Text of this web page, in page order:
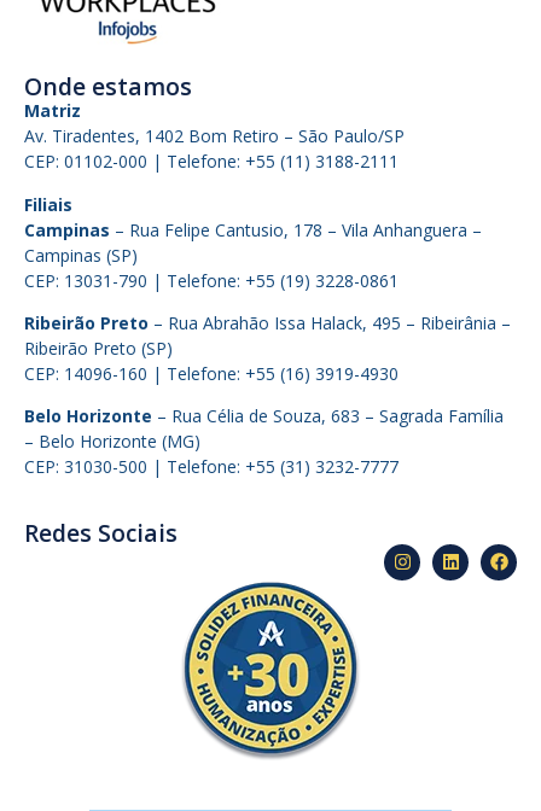
Onde estamos
Matriz
Av. Tiradentes, 1402 Bom Retiro – São Paulo/SP
CEP: 01102-000 | Telefone: +55 (11) 3188-2111
Filiais
Campinas – Rua Felipe Cantusio, 178 – Vila Anhanguera –
Campinas (SP)
CEP: 13031-790 | Telefone: +55 (19) 3228-0861
Ribeirão Preto – Rua Abrahão Issa Halack, 495 – Ribeirânia –
Ribeirão Preto (SP)
CEP: 14096-160 | Telefone: +55 (16) 3919-4930
Belo Horizonte – Rua Célia de Souza, 683 – Sagrada Família
– Belo Horizonte (MG)
CEP: 31030-500 | Telefone: +55 (31) 3232-7777
Redes Sociais